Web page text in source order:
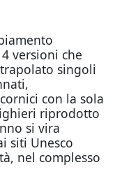
versioni che
singoli
con la sola
riprodotto
si vira
siti Unesco
nel complesso